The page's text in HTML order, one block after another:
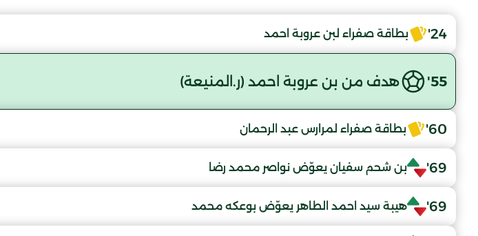
24' بطاقة صفراء لبن عروبة احمد
55' هدف من بن عروبة احمد (ر.المنيعة)
60' بطاقة صفراء لمرارس عبد الرحمان
69' بن شحم سفيان يعوّض نواصر محمد رضا
69' هيبة سيد احمد الطاهر يعوّض بوعكه محمد